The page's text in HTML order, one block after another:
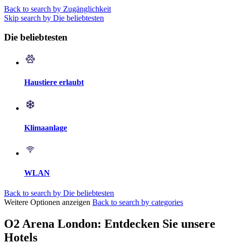
Back to search by Zugänglichkeit
Skip search by Die beliebtesten
Die beliebtesten
Haustiere erlaubt
Klimaanlage
WLAN
Back to search by Die beliebtesten
Weitere Optionen anzeigen Back to search by categories
O2 Arena London: Entdecken Sie unsere
Hotels